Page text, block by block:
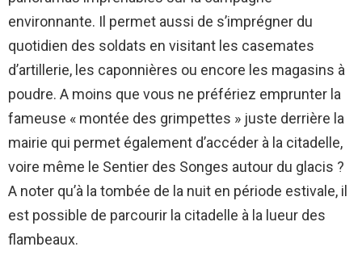
environnante. Il permet aussi de s’imprégner du
quotidien des soldats en visitant les casemates
d’artillerie, les caponnières ou encore les magasins à
poudre. A moins que vous ne préfériez emprunter la
fameuse « montée des grimpettes » juste derrière la
mairie qui permet également d’accéder à la citadelle,
voire même le Sentier des Songes autour du glacis ?
A noter qu’à la tombée de la nuit en période estivale, il
est possible de parcourir la citadelle à la lueur des
flambeaux.